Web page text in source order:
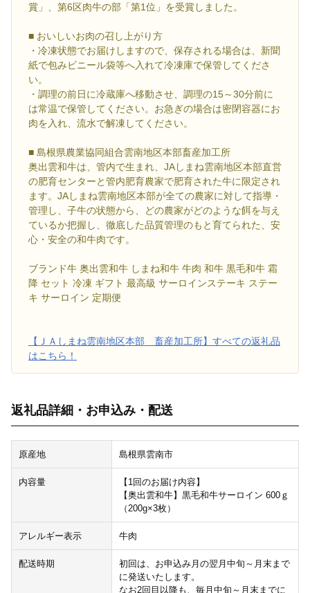
賞」、第6区肉牛の部「第1位」を受賞しました。
■ おいしいお肉の召し上がり方
・冷凍状態でお届けしますので、保存される場合は、新聞
紙で包みビニール袋等へ入れて冷凍庫で保管してくださ
い。
・調理の前日に冷蔵庫へ移動させ、調理の15～30分前に
は常温で保管してください。お急ぎの場合は密閉容器にお
肉を入れ、流水で解凍してください。
■ 島根県農業協同組合雲南地区本部畜産加工所
奥出雲和牛は、管内で生まれ、JAしまね雲南地区本部直営
の肥育センターと管内肥育農家で肥育された牛に限定され
ます。JAしまね雲南地区本部が全ての農家に対して指導・
管理し、子牛の状態から、どの農家がどのような餌を与え
ているか把握し、徹底した品質管理のもと育てられた、安
心・安全の和牛肉です。
ブランド牛 奥出雲和牛 しまね和牛 牛肉 和牛 黒毛和牛 霜
降 セット 冷凍 ギフト 最高級 サーロインステーキ ステー
キ サーロイン 定期便
【ＪＡしまね雲南地区本部 畜産加工所】すべての返礼品
はこちら！
返礼品詳細・お申込み・配送
原産地 島根県雲南市
内容量
【1回のお届け内容】
【奥出雲和牛】黒毛和牛サーロイン 600ｇ
（200g×3枚）
アレルギー表示 牛肉
配送時期
初回は、お申込み月の翌月中旬～月末まで
に発送いたします。
なお2回目以降も、毎月中旬～月末までに